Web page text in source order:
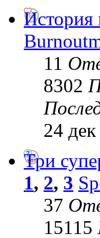
История
11
8302
24
Три
1, 2, 3
37
15115